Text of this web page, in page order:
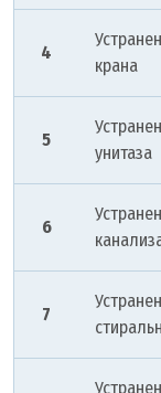
4
крана
5
унитаза
6
7